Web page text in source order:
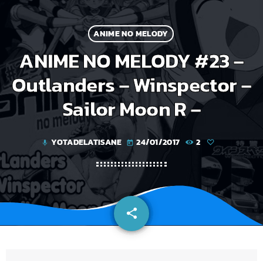
ANIME NO MELODY
ANIME NO MELODY #23 –
Outlanders – Winspector –
Sailor Moon R –
mic YOTADELATISANE today 24/01/2017 2
share
email